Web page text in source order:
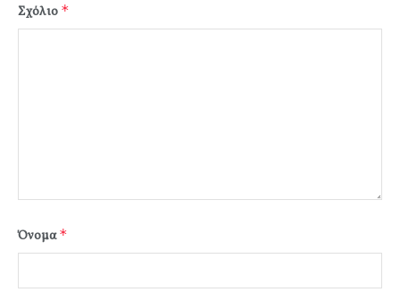
Σχόλιο *
Όνομα*